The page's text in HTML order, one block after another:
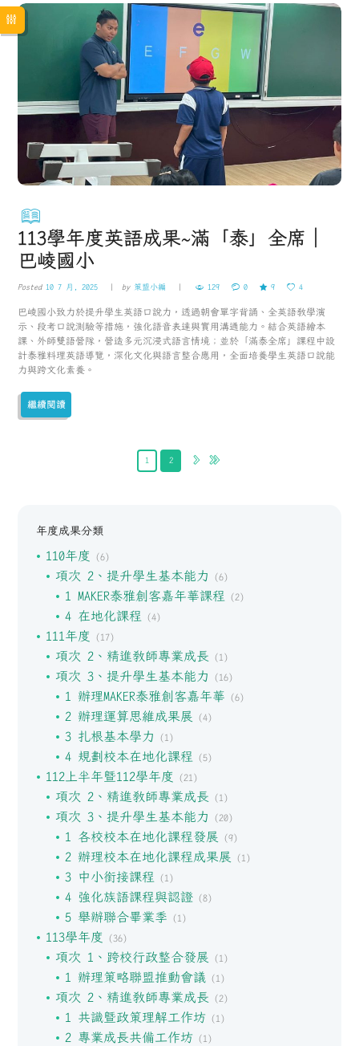
113學年度英語成果~滿「泰」全席｜
巴崚國小
Posted 10 7 月, 2025 by 策盟小編 129 0 9 4
巴崚國小致力於提升學生英語口說力，透過朝會單字背誦、全英語教學演
示、段考口說測驗等措施，強化語音表達與實用溝通能力。結合英語繪本
課、外師雙語營隊，營造多元沉浸式語言情境；並於「滿泰全席」課程中設
計泰雅料理英語導覽，深化文化與語言整合應用，全面培養學生英語口說能
力與跨文化素養。
繼續閱讀
1 2
年度成果分類
110年度 (6)
項次 2、提升學生基本能力 (6)
1 MAKER泰雅創客嘉年華課程 (2)
4 在地化課程 (4)
111年度 (17)
項次 2、精進教師專業成長 (1)
項次 3、提升學生基本能力 (16)
1 辦理MAKER泰雅創客嘉年華 (6)
2 辦理運算思維成果展 (4)
3 扎根基本學力 (1)
4 規劃校本在地化課程 (5)
112上半年暨112學年度 (21)
項次 2、精進教師專業成長 (1)
項次 3、提升學生基本能力 (20)
1 各校校本在地化課程發展 (9)
2 辦理校本在地化課程成果展 (1)
3 中小銜接課程 (1)
4 強化族語課程與認證(8)
5 舉辦聯合畢業季 (1)
113學年度 (36)
項次 1、跨校行政整合發展 (1)
1 辦理策略聯盟推動會議(1)
項次 2、精進教師專業成長 (2)
1 共識暨政策理解工作坊 (1)
2 專業成長共備工作坊 (1)